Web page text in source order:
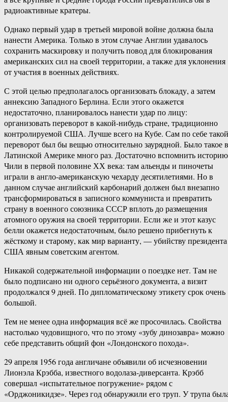
радиоактивные кратеры.
Однако первый удар в третьей мировой войне должна была
нанести Америка. Только в этом случае Англии удавалось
сохранить маскировку и получить повод для блокирования
американских сил на своей территории, а также для уклонения
от участия в военных действиях.
С этой целью предполагалось организовать блокаду, а затем
аннексию Западного Берлина. Если этого окажется
недостаточно, планировалось нанести удар по лицу:
организовать переворот в какой-нибудь стране, традиционно
контролируемой США. Лучше всего на Кубе. Сам по себе такой
переворот был бы вещью относительно заурядной. Было такое в
Латинской Америке много раз. Достаточно вспомнить историю
Чили в первой половине ХХ века: там альенды и пиночеты
играли в англо-американскую чехарду десятилетиями. Но в
данном случае английский карбонарий должен был внезапно
трансформироваться в записного коммуниста и превратить
страну в военного союзника СССР вплоть до размещения
атомного оружия на своей территории. Если же и этот казус
белли окажется недостаточным, было решено прибегнуть к
жёсткому и старому, как мир варианту, — убийству президента
США явным советским агентом.
Никакой содержательной информации о поездке нет. Там не
было подписано ни одного серьёзного документа, а визит
продолжался 9 дней. По дипломатическому этикету срок очень
большой.
Тем не менее одна информация всё же просочилась. Свойства
настолько чудовищного, что по этому «зубу динозавра» можно
себе представить общий фон «Лондонского похода».
29 апреля 1956 года англичане объявили об исчезновении
Лионэла Крэбба, известного водолаза-диверсанта. Крэбб
совершал «испытательное погружение» рядом с
«Орджоникидзе». Через год обнаружили его труп. У трупа